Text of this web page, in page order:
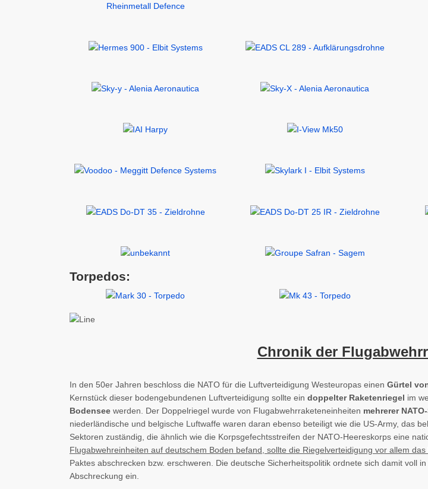
Torpedos:
Chronik der
In den 50er Jahren beschloss die NATO für die Luftverteidigung Westeuropas einen Gürtel
Kernstück dieser bodengebundenen Luftverteidigung sollte ein doppelter Raketenriegel im
Bodensee werden. Der Doppelriegel wurde von Flugabwehrraketeneinheiten mehrerer
niederländische und belgische Luftwaffe waren daran ebenso beteiligt wie die US-Army, das
Sektoren zuständig, die ähnlich wie die Korpsgefechtsstreifen der NATO-Heereskorps eine
Flugabwehreinheiten auf deutschem Boden befand, sollte die Riegelverteidigung vor allem
Paktes abschrecken bzw. erschweren. Die deutsche Sicherheitspolitik ordnete sich damit voll
Abschreckung ein.